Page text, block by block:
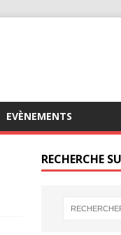
EVÈNEMENTS
RECHERCHE